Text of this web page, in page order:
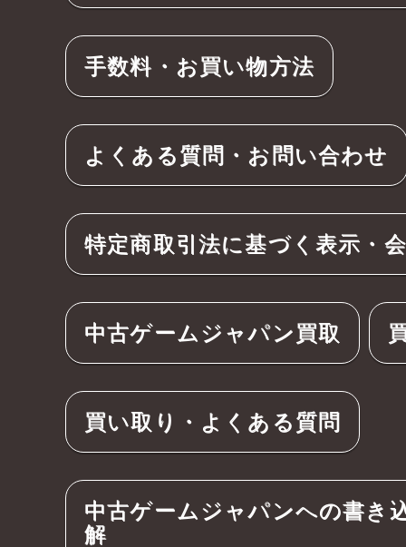
手数料・お買い物方法
よくある質問・お問い合わせ
特定商取引法に基づく表示・
中古ゲームジャパン買取
買い取り・よくある質問
中古ゲームジャパンへの書き
解